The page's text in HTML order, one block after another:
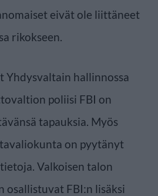
eivät ole liittäneet
rikokseen.
Yhdysvaltain hallinnossa
poliisi FBI on
tapauksia. Myös
on pyytänyt
Valkoisen talon
osallistuvat FBI:n lisäksi